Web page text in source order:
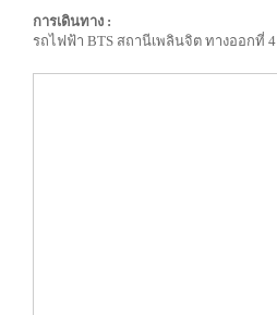
การเดินทาง :
รถไฟฟ้า BTS สถานีเพลินจิต ทางออกที่ 4